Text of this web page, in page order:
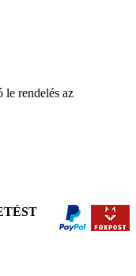
le rendelés az